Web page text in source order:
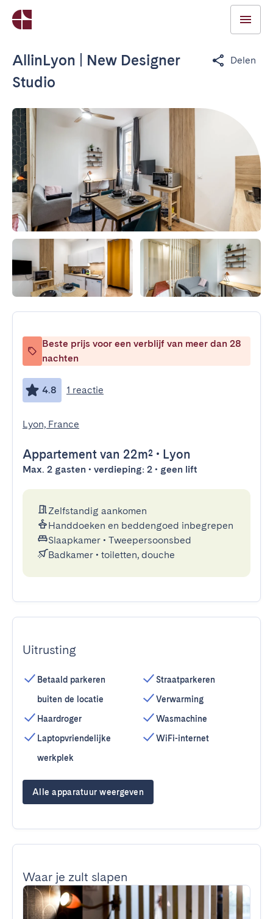
AllinLyon | New Designer
Studio
Delen
Beste prijs voor een verblijf van meer dan 28
nachten
4.8 1 reactie
Lyon, France
Appartement van 22m² • Lyon
Max. 2 gasten • verdieping: 2 • geen lift
Zelfstandig aankomen
Handdoeken en beddengoed inbegrepen
Slaapkamer • Tweepersoonsbed
Badkamer • toiletten, douche
Uitrusting
Betaald parkeren
buiten de locatie
Haardroger
Laptopvriendelijke
werkplek
Straatparkeren
Verwarming
Wasmachine
WiFi-internet
Alle apparatuur weergeven
Waar je zult slapen